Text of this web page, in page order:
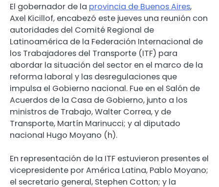
El gobernador de la provincia de Buenos Aires,
Axel Kicillof, encabezó este jueves una reunión con
autoridades del Comité Regional de
Latinoamérica de la Federación Internacional de
los Trabajadores del Transporte (ITF) para
abordar la situación del sector en el marco de la
reforma laboral y las desregulaciones que
impulsa el Gobierno nacional. Fue en el Salón de
Acuerdos de la Casa de Gobierno, junto a los
ministros de Trabajo, Walter Correa, y de
Transporte, Martín Marinucci; y al diputado
nacional Hugo Moyano (h).
En representación de la ITF estuvieron presentes el
vicepresidente por América Latina, Pablo Moyano;
el secretario general, Stephen Cotton; y la